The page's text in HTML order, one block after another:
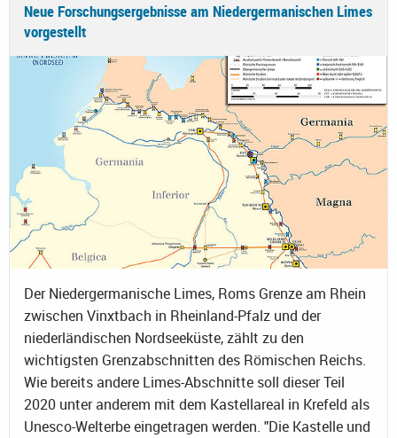
Neue Forschungsergebnisse am Niedergermanischen Limes
vorgestellt
Der Niedergermanische Limes, Roms Grenze am Rhein
zwischen Vinxtbach in Rheinland-Pfalz und der
niederländischen Nordseeküste, zählt zu den
wichtigsten Grenzabschnitten des Römischen Reichs.
Wie bereits andere Limes-Abschnitte soll dieser Teil
2020 unter anderem mit dem Kastellareal in Krefeld als
Unesco-Welterbe eingetragen werden. "Die Kastelle und